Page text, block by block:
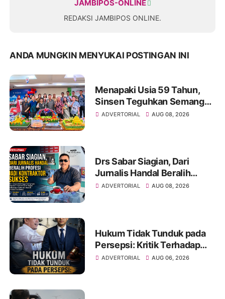
JAMBIPOS-ONLINE
REDAKSI JAMBIPOS ONLINE.
ANDA MUNGKIN MENYUKAI POSTINGAN INI
Menapaki Usia 59 Tahun,
Sinsen Teguhkan Semangat
“Sustainably Growing”
ADVERTORIAL AUG 08, 2026
Drs Sabar Siagian, Dari
Jurnalis Handal Beralih
Profesi Jadi Kontraktor
ADVERTORIAL AUG 08, 2026
Hukum Tidak Tunduk pada
Persepsi: Kritik Terhadap
Monopoli Kebenaran oleh
ADVERTORIAL AUG 06, 2026